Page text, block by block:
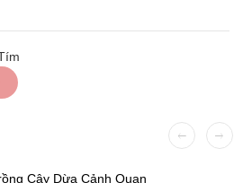
Cây Dừa Cảnh Quan